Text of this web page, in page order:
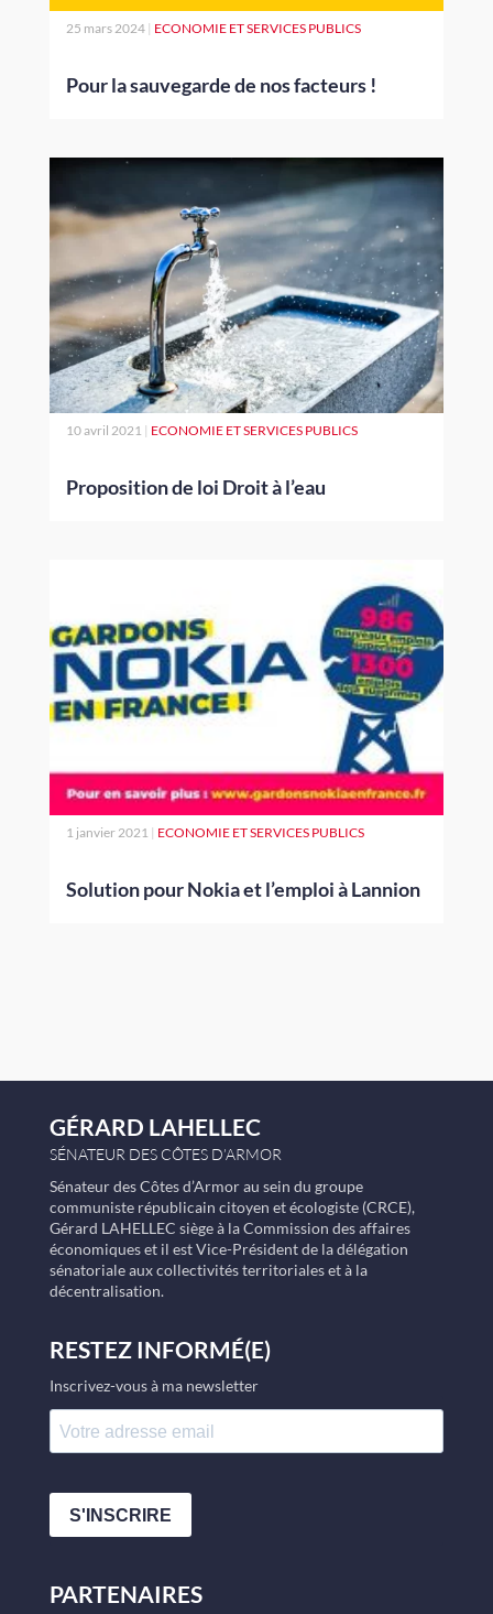
Pour la sauvegarde de nos facteurs !
25 mars 2024| ECONOMIE ET SERVICES PUBLICS
Proposition de loi Droit à l’eau
10 avril 2021 | ECONOMIE ET SERVICES PUBLICS
Solution pour Nokia et l’emploi à Lannion
1 janvier 2021 | ECONOMIE ET SERVICES PUBLICS
GÉRARD LAHELLEC
SÉNATEUR DES CÔTES D’ARMOR
Sénateur des Côtes d’Armor au sein du groupe
communiste républicain citoyen et écologiste (CRCE),
Gérard LAHELLEC siège à la Commission des affaires
économiques et il est Vice-Président de la délégation
sénatoriale aux collectivités territoriales et à la
décentralisation.
RESTEZ INFORMÉ(E)
Inscrivez-vous à ma newsletter
S'INSCRIRE
PARTENAIRES